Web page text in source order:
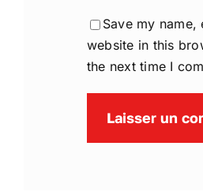
Save my name,
website in this
the next time I